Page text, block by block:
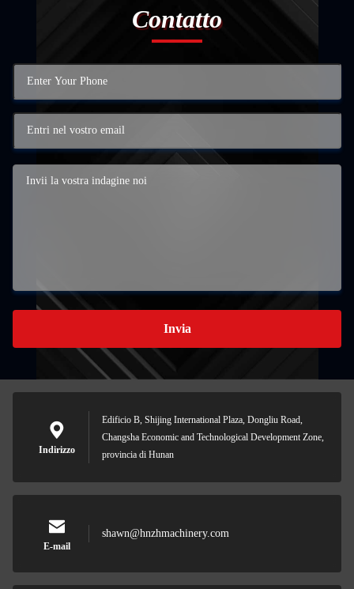
Contatto
Invia
Indirizzo
Edificio B, Shijing International Plaza, Dongliu Road,
Changsha Economic and Technological Development Zone,
provincia di Hunan
E-mail
shawn@hnzhmachinery.com